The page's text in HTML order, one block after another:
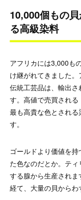
10,000個もの
る高級染料
アフリカには3,000も
け継がれてきました
伝統工芸品は、輸出
す。高値で売買され
最も高貴な色とされ
す。
ゴールドより価値を
た色なのだとか。テ
する腺から生産され
経て、大量の貝からわ